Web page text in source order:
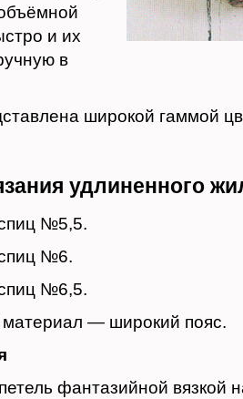
и их
в
широкой гаммой
удлиненного
№5,5.
№6.
№6,5.
— широкий пояс.
фантазийной вязкой